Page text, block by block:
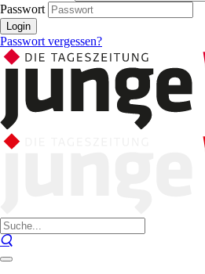
Passwort
Login
Passwort vergessen?